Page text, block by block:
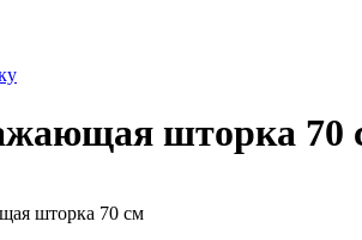
шторка 70
шторка 70 см